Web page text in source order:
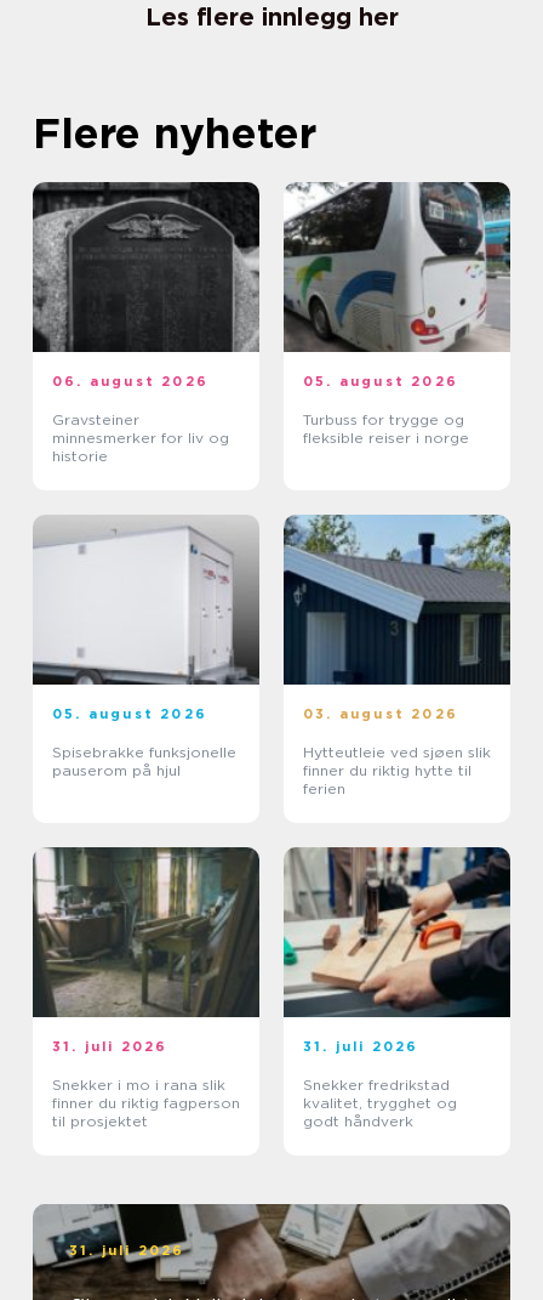
Les flere innlegg her
Flere nyheter
06. august 2026
Gravsteiner
minnesmerker for liv og
historie
05. august 2026
Turbuss for trygge og
fleksible reiser i norge
05. august 2026
Spisebrakke funksjonelle
pauserom på hjul
03. august 2026
Hytteutleie ved sjøen slik
finner du riktig hytte til
ferien
31. juli 2026
Snekker i mo i rana slik
finner du riktig fagperson
til prosjektet
31. juli 2026
Snekker fredrikstad
kvalitet, trygghet og
godt håndverk
31. juli 2026